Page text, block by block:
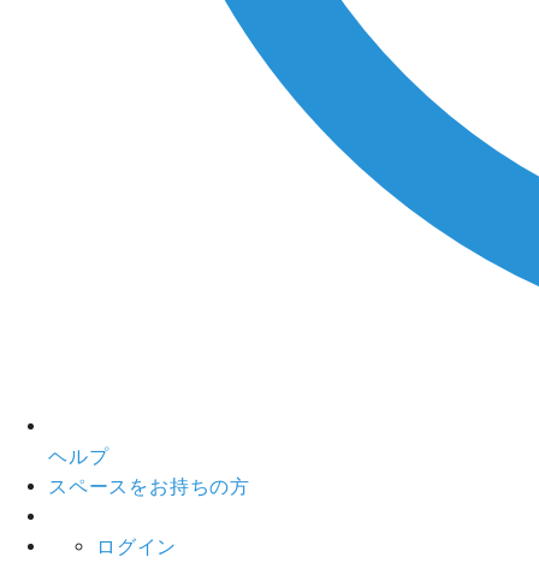
ヘルプ
スペースをお持ちの方
ログイン